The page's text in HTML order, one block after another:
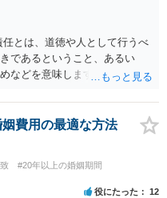
とは、道徳や人として行うべ
であるということ、あるい
などを意味します。 道義的責
ないことで、他人からの信用
はそのような事実上の不利益
費用の最適な方法
#20年以上の婚姻期間
役にたった 12